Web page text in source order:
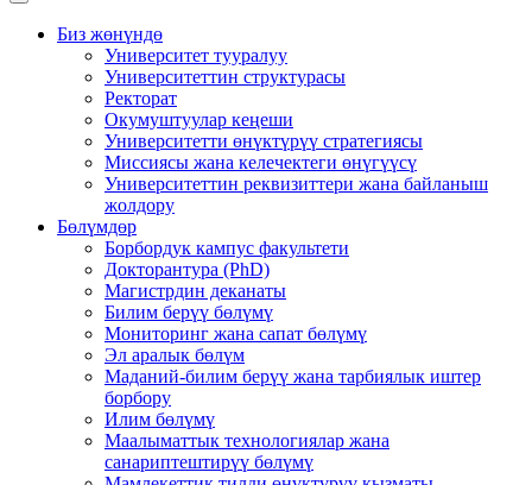
Биз жөнүндө
Университет тууралуу
Университеттин структурасы
Ректорат
Окумуштуулар кеңеши
Университетти өнүктүрүү стратегиясы
Миссиясы жана келечектеги өнүгүүсү
Университеттин реквизиттери жана байланыш
жолдору
Бөлүмдөр
Борбордук кампус факультети
Докторантура (PhD)
Магистрдин деканаты
Билим берүү бөлүмү
Мониторинг жана сапат бөлүмү
Эл аралык бөлүм
Маданий-билим берүү жана тарбиялык иштер
борбору
Илим бөлүмү
Маалыматтык технологиялар жана
санариптештирүү бөлүмү